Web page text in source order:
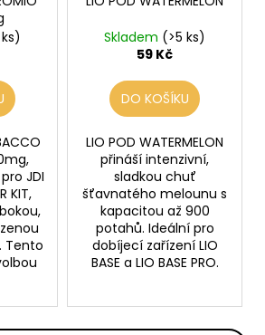
JDI
KIT,
Tento
Skladem (>5 ks)
59 Kč
DO KOŠÍKU
LIO POD WATERMELON
přináší intenzivní,
sladkou chuť
šťavnatého melounu s
kapacitou až 900
potahů. Ideální pro
dobíjecí zařízení LIO
BASE a LIO BASE PRO.